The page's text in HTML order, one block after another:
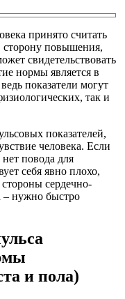
принято считать
сторону повышения,
свидетельствовать
нормы является в
показатели могут
так и
показателей,
человека. Если
повода для
себя явно плохо,
сердечно-
– нужно быстро
и пола)